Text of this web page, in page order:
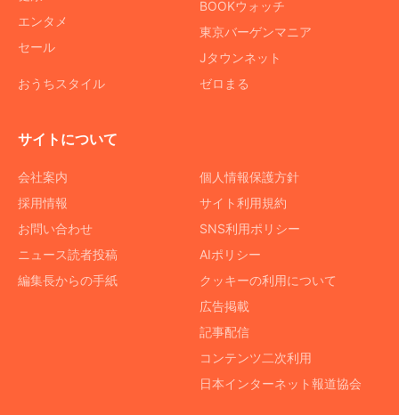
エンタメ
セール
おうちスタイル
BOOKウォッチ
東京バーゲンマニア
Jタウンネット
ゼロまる
サイトについて
会社案内
採用情報
お問い合わせ
ニュース読者投稿
編集長からの手紙
個人情報保護方針
サイト利用規約
SNS利用ポリシー
AIポリシー
クッキーの利用について
広告掲載
記事配信
コンテンツ二次利用
日本インターネット報道協会